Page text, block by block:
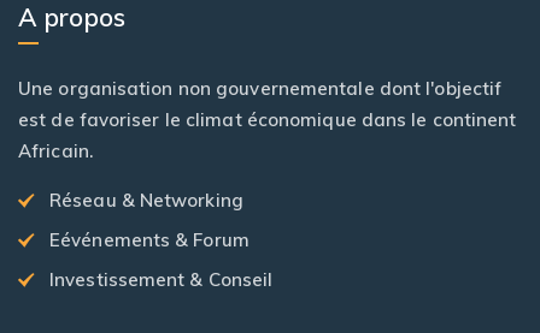
A propos
Une organisation non gouvernementale dont l'objectif
est de favoriser le climat économique dans le continent
Africain.
Réseau & Networking
Eévénements & Forum
Investissement & Conseil